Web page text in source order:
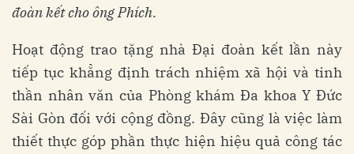
đoàn kết cho ông Phích.
Hoạt động trao tặng nhà Đại đoàn kết lần này
tiếp tục khẳng định trách nhiệm xã hội và tinh
thần nhân văn của Phòng khám Đa khoa Y Đức
Sài Gòn đối với cộng đồng. Đây cũng là việc làm
thiết thực góp phần thực hiện hiệu quả công tác